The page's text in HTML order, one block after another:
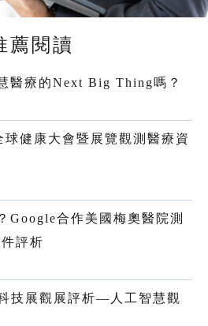
薦閱讀
醫療的Next Big Thing嗎？
健康大會暨展覽觀測醫療資
Google合作美國梅奧醫院測
評析
技展觀展評析—人工智慧觀